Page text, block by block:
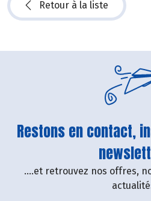
Retour à la liste
Restons en contact,
....et retrouvez nos offres,